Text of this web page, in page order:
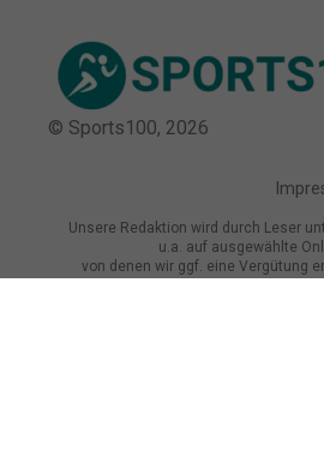
© Sports100, 2026
Unsere Redaktion wird durch Leser
u.a. auf ausgewählte
von denen wir ggf. eine Vergütung